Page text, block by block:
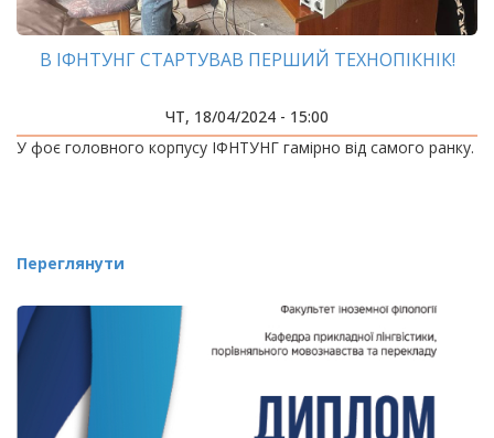
В ІФНТУНГ СТАРТУВАВ ПЕРШИЙ ТЕХНОПІКНІК!
ЧТ, 18/04/2024 - 15:00
У фоє головного корпусу ІФНТУНГ гамірно від самого ранку.
Переглянути